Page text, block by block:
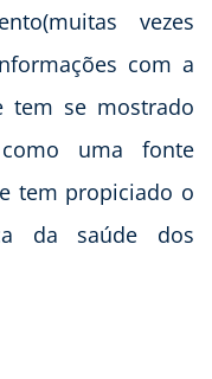
vezes
com a
tem se mostrado
uma fonte
tem propiciado o
da saúde dos